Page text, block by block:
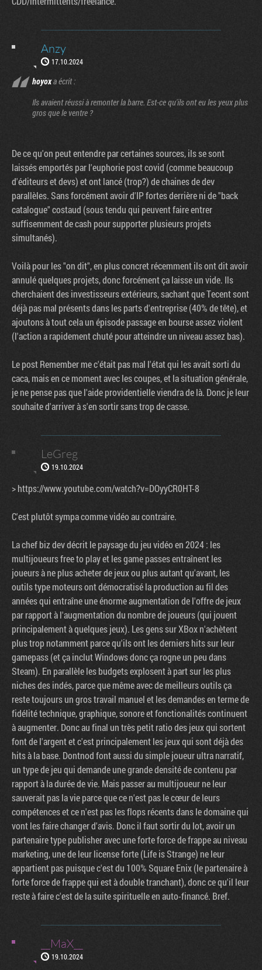
Anzy
17.10.2024
hoyoxa écrit :
Ils avaient réussi à remonter la barre. Est-ce qu'ils ont eu les yeux plus
gros que le ventre ?
De ce qu'on peut entendre par certaines sources, ils se sont
laissés emportés par l'euphorie post covid (comme beaucoup
d'éditeurs et devs) et ont lancé (trop?) de chaines de dev
parallèles. Sans forcément avoir d'IP fortes derrière ni de "back
catalogue" costaud (sous tendu qui peuvent faire entrer
suffisemment de cash pour supporter plusieurs projets
simultanés).
Voilà pour les "on dit", en plus concret récemment ils ont dit avoir
annulé quelques projets, donc forcément ça laisse un vide. Ils
cherchaient des investisseurs extérieurs, sachant que Tecent sont
déjà pas mal présents dans les parts d'entreprise (40% de tête), et
ajoutons à tout cela un épisode passage en bourse assez violent
(l'action a rapidement chuté pour atteindre un niveau assez bas).
Le post Remember me c'était pas mal l'état qui les avait sorti du
caca, mais en ce moment avec les coupes, et la situation générale,
je ne pense pas que l'aide providentielle viendra de là. Donc je leur
souhaite d'arriver à s'en sortir sans trop de casse.
LeGreg
19.10.2024
> https://www.youtube.com/watch?v=DOyyCR0HT-8
C'est plutôt sympa comme vidéo au contraire.
La chef biz dev décrit le paysage du jeu vidéo en 2024 : les
multijoueurs free to play et les game passes entraînent les
joueurs à ne plus acheter de jeux ou plus autant qu'avant, les
outils type moteurs ont démocratisé la production au fil des
années qui entraîne une énorme augmentation de l'offre de jeux
par rapport à l'augmentation du nombre de joueurs (qui jouent
principalement à quelques jeux). Les gens sur XBox n'achètent
plus trop notamment parce qu'ils ont les derniers hits sur leur
gamepass (et ça inclut Windows donc ça rogne un peu dans
Steam). En parallèle les budgets explosent à part sur les plus
niches des indés, parce que même avec de meilleurs outils ça
reste toujours un gros travail manuel et les demandes en terme de
fidélité technique, graphique, sonore et fonctionalités continuent
à augmenter. Donc au final un très petit ratio des jeux qui sortent
font de l'argent et c'est principalement les jeux qui sont déjà des
hits à la base. Dontnod font aussi du simple joueur ultra narratif,
un type de jeu qui demande une grande densité de contenu par
rapport à la durée de vie. Mais passer au multijoueur ne leur
sauverait pas la vie parce que ce n'est pas le cœur de leurs
compétences et ce n'est pas les flops récents dans le domaine qui
vont les faire changer d'avis. Donc il faut sortir du lot, avoir un
partenaire type publisher avec une forte force de frappe au niveau
marketing, une de leur license forte (Life is Strange) ne leur
appartient pas puisque c'est du 100% Square Enix (le partenaire à
forte force de frappe qui est à double tranchant), donc ce qu'il leur
reste à faire c'est de la suite spirituelle en auto-financé. Bref.
__MaX__
19.10.2024